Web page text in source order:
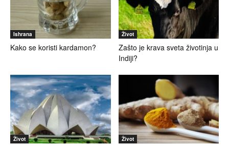
Ishrana
Kako se koristi kardamon?
Život
Zašto je krava sveta životinja u
Indiji?
Život Život